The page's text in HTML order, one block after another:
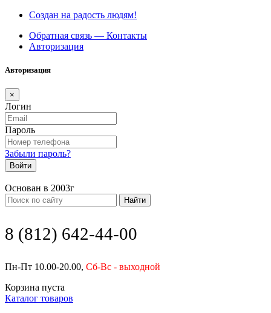
Создан на радость людям!
Обратная связь — Контакты
Авторизация
Авторизация
×
Логин
Пароль
Забыли пароль?
Войти
Основан в 2003г
Найти
8 (812) 642-44-00
Пн-Пт 10.00-20.00, Сб-Вс - выходной
Корзина пуста
Каталог товаров